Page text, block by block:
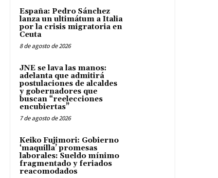
España: Pedro Sánchez
lanza un ultimátum a Italia
por la crisis migratoria en
Ceuta
8 de agosto de 2026
JNE se lava las manos:
adelanta que admitirá
postulaciones de alcaldes
y gobernadores que
buscan “reelecciones
encubiertas”
7 de agosto de 2026
Keiko Fujimori: Gobierno
‘maquilla’ promesas
laborales: Sueldo mínimo
fragmentado y feriados
reacomodados